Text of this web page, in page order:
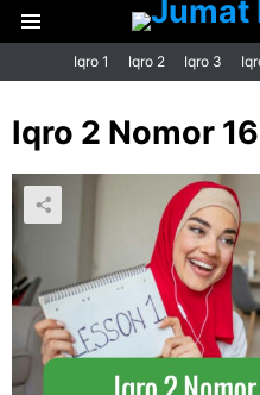
Menu
Iqro 1 Iqro 2 Iqro 3
Iqro 2 Nomor